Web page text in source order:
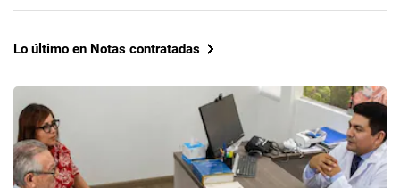
Lo último en Notas contratadas